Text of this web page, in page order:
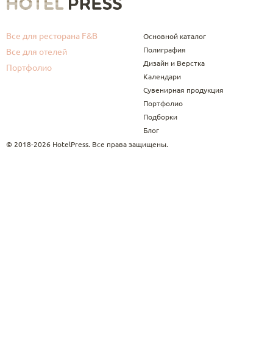
Все для ресторана F&B
Все для отелей
Портфолио
Основной каталог
Полиграфия
Дизайн и Верстка
Календари
Сувенирная продукция
Портфолио
Подборки
Блог
© 2018-2026 HotelPress. Все права защищены.